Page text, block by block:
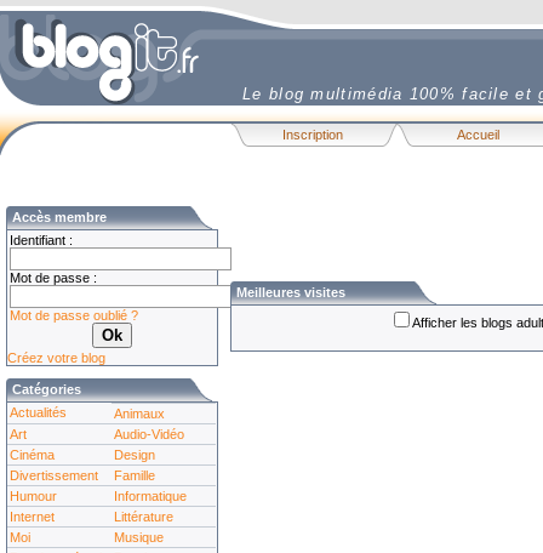
Le blog multimédia 100% facile et
Inscription Accueil
Accès membre
Identifiant :
Mot de passe :
Mot de passe oublié ?
Créez votre blog
Catégories
Actualités
Animaux
Art
Audio-Vidéo
Cinéma
Design
Divertissement
Famille
Humour
Informatique
Internet
Littérature
Moi
Musique
Meilleures visites
Afficher les blogs